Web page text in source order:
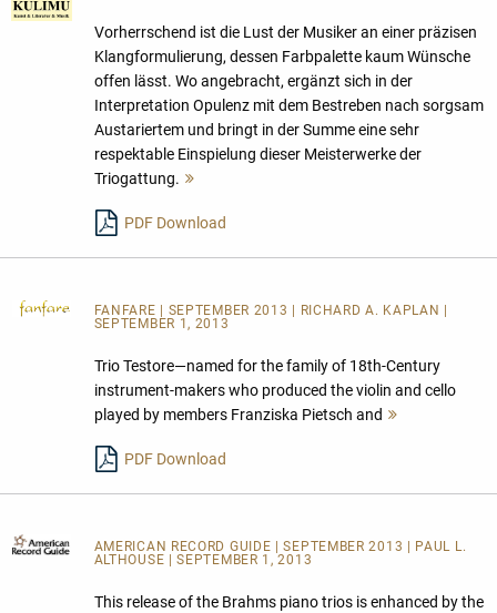
Vorherrschend ist die Lust der Musiker an einer präzisen
Klangformulierung, dessen Farbpalette kaum Wünsche
offen lässt. Wo angebracht, ergänzt sich in der
Interpretation Opulenz mit dem Bestreben nach sorgsam
Austariertem und bringt in der Summe eine sehr
respektable Einspielung dieser Meisterwerke der
Triogattung.
PDF Download
FANFARE
| SEPTEMBER 2013 | RICHARD A. KAPLAN |
SEPTEMBER 1, 2013
Trio Testore—named for the family of 18th-Century
instrument-makers who produced the violin and cello
played by members Franziska Pietsch and
PDF Download
AMERICAN RECORD GUIDE
| SEPTEMBER 2013 | PAUL L.
ALTHOUSE | SEPTEMBER 1, 2013
This release of the Brahms piano trios is enhanced by the